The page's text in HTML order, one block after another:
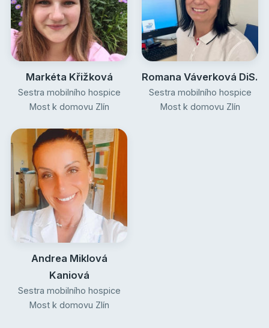
Markéta Křižková
Sestra mobilního hospice
Most k domovu Zlín
Romana Váverková DiS.
Sestra mobilního hospice
Most k domovu Zlín
Andrea Miklová
Kaniová
Sestra mobilního hospice
Most k domovu Zlín